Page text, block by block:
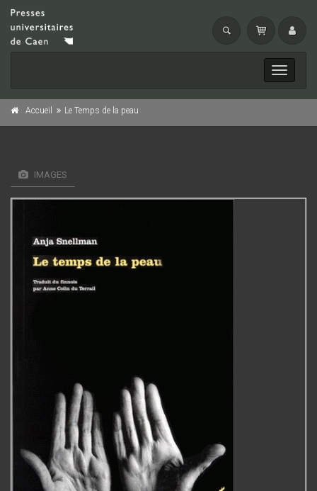
Toggle
Accueil Le Temps de la peau
IMAGES